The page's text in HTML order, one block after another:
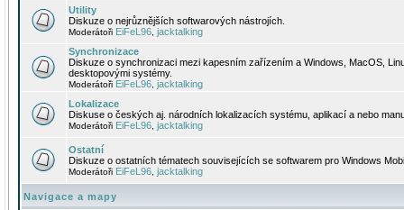
Utility
Diskuze o nejrůznějších softwarových nástrojích.
Moderátoři EiFeL96 jacktalking
Synchronizace
Diskuze o synchronizaci mezi kapesním zařízením a Windows, MacOS,
desktopovými systémy.
Moderátoři EiFeL96 jacktalking
Lokalizace
Diskuse o českých aj. národních lokalizacích systému, aplikací a nebo
Moderátoři EiFeL96 jacktalking
Ostatní
Diskuze o ostatních tématech souvisejících se softwarem pro Windows
Moderátoři EiFeL96 jacktalking
Navigace a mapy